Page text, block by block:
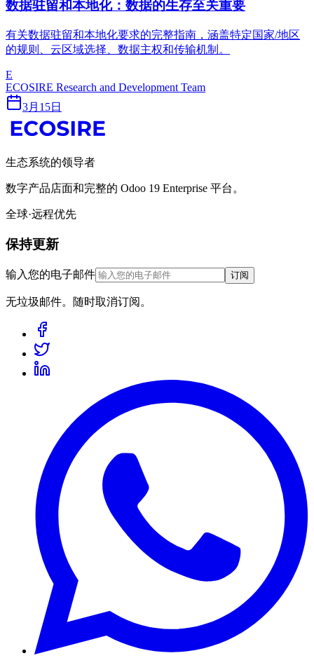
数据驻留和本地化：数据的生存至关重要
有关数据驻留和本地化要求的完整指南，涵盖特定国家/地区
的规则、云区域选择、数据主权和传输机制。
E
ECOSIRE Research and Development Team
3月15日
生态系统的领导者
数字产品店面和完整的 Odoo 19 Enterprise 平台。
全球·远程优先
保持更新
输入您的电子邮件 订阅
无垃圾邮件。随时取消订阅。